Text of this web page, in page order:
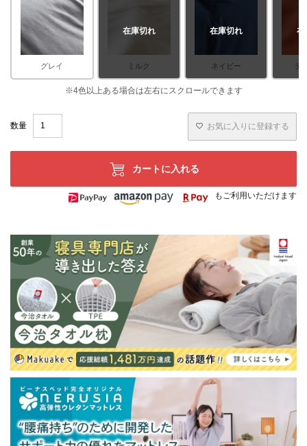
グレイ ミルク
在庫切れ
ネイビー
在庫切れ
テ
在
お気に入りに登録する
カートに入れる
もご利用いただけます